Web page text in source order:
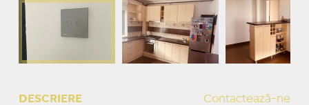
DESCRIERE Contactează-ne